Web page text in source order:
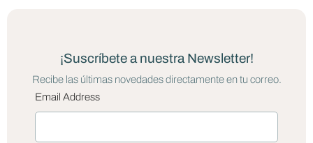
¡Suscríbete a nuestra Newsletter!
Recibe las últimas novedades directamente en tu correo.
Email Address